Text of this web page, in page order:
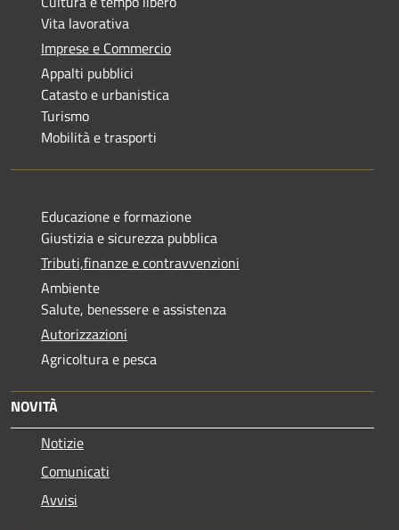
Vita lavorativa
Imprese e Commercio
Appalti pubblici
Catasto e urbanistica
Turismo
Mobilità e trasporti
Educazione e formazione
Giustizia e sicurezza pubblica
Tributi,finanze e contravvenzioni
Ambiente
Salute, benessere e assistenza
Autorizzazioni
Agricoltura e pesca
NOVITÀ
Notizie
Comunicati
Avvisi